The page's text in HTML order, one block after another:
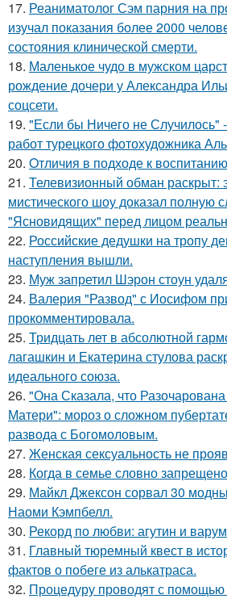
17. Реаниматолог Сэм парния на
изучал показания более 2000
состояния клинической смерти.
18. Маленькое чудо в мужском
рождение дочери у Александра
соцсети.
19. "Если бы Ничего не Случилось"
работ турецкого фотохудожника
20. Oтличия в подходе к
21. Телевизионный обман раскрыт:
мистического шоу доказал полную
"Ясновидящих" перед лицом
22. Российские дедушки на тропу
наступления вышли.
23. Муж запретил Шэрон стоун
24. Валерия "Развод" с Иосифом
прокомментировала.
25. Тридцать лет в абсолютной
лагашкин и Екатерина стулова
идеального союза.
26. "Она Сказала, что
Матери": мороз о сложном
развода с Богомоловым.
27. Женская сексуальность не
28. Когда в семье словно
29. Майкл Джексон сорвал 30
Наоми Кэмпбелл.
30. Рекорд по любви: агутин и
31. Главный тюремный квест в
фактов о побеге из алькатраса.
32. Процедуру проводят с помощью